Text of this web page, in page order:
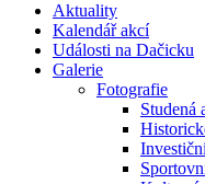
Aktuality
Kalendář akcí
Události na Dačicku
Galerie
Fotografie
Studená